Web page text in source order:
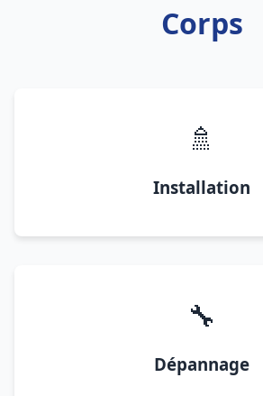
Corps
🚿
Installation
🔧
Dépannage